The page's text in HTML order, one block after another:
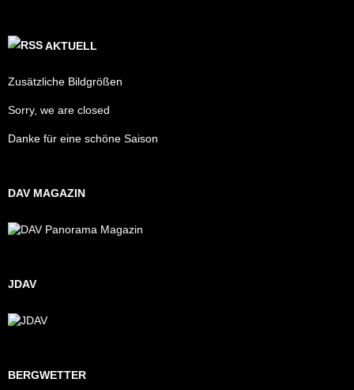
AKTUELL
Zusätzliche Bildgrößen
Sorry, we are closed
Danke für eine schöne Saison
DAV MAGAZIN
JDAV
BERGWETTER